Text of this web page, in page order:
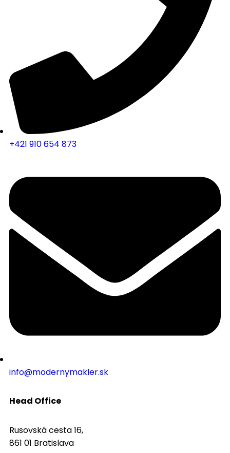
+421 910 654 873
info@modernymakler.sk
Head Office
Rusovská cesta 16,
861 01 Bratislava